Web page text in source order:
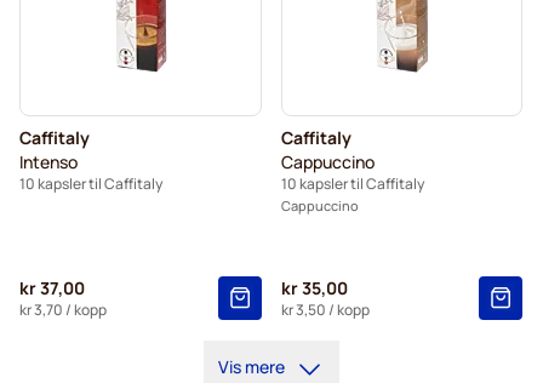
Caffitaly
Intenso
10 kapsler til Caffitaly
kr 37,00
kr 3,70 / kopp
Caffitaly
Cappuccino
10 kapsler til Caffitaly
Cappuccino
kr 35,00
kr 3,50 / kopp
Vis mere